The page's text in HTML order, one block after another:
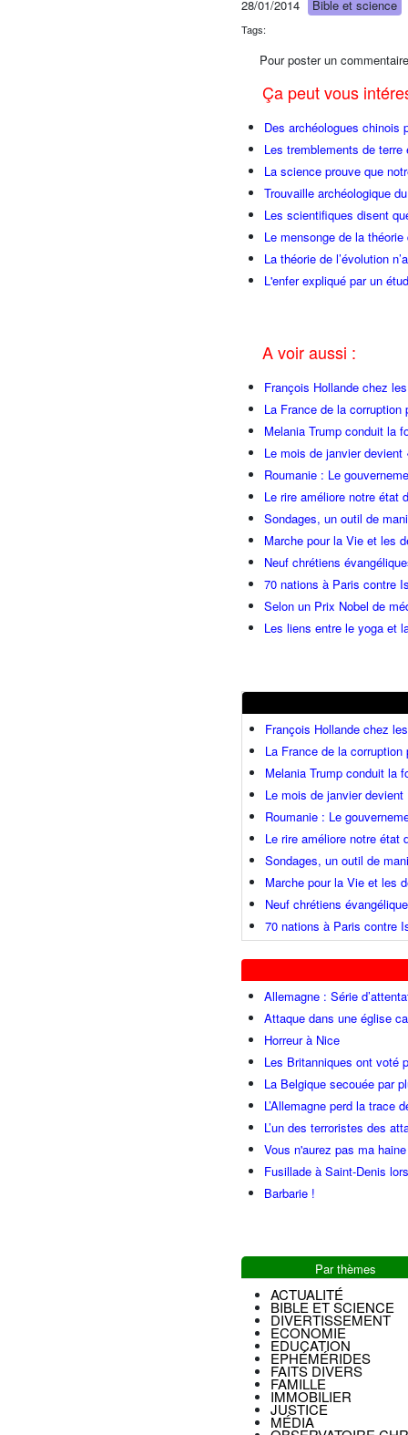
28/01/2014 Bible et science
Tags:
Pour poster un
Ça peut vous
Des archéologues chinois
Les tremblements de
La science prouve que
Trouvaille archéologique
Les scientifiques disent
Le mensonge de la théorie
La théorie de l’évolution
L'enfer expliqué par un
A voir aussi :
François Hollande chez
La France de la
Melania Trump conduit la
Le mois de janvier
Roumanie : Le
Le rire améliore notre état
Sondages, un outil de
Marche pour la Vie et les
Neuf chrétiens
70 nations à Paris contre
Selon un Prix Nobel de
Les liens entre le yoga et
François Hollande chez
La France de la
Melania Trump conduit la
Le mois de janvier
Roumanie : Le
Le rire améliore notre état
Sondages, un outil de
Marche pour la Vie et les
Neuf chrétiens
70 nations à Paris contre
Allemagne : Série
Attaque dans une église
Horreur à Nice
Les Britanniques ont voté
La Belgique secouée par
L’Allemagne perd la trace
L’un des terroristes des
Vous n'aurez pas ma haine
Fusillade à Saint-Denis
Barbarie !
Par thèmes
ACTUALITÉ
BIBLE ET SCIENCE
DIVERTISSEMENT
ECONOMIE
EDUCATION
EPHÉMÉRIDES
FAITS DIVERS
FAMILLE
IMMOBILIER
JUSTICE
MÉDIA